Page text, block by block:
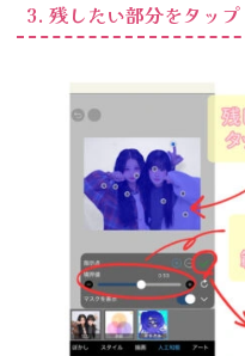
3. 残したい部分をタップ